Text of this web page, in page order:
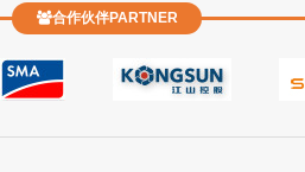
合作伙伴PARTNER